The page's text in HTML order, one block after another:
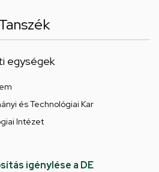
egységek
és Technológiai Kar
Intézet
igénylése a DE